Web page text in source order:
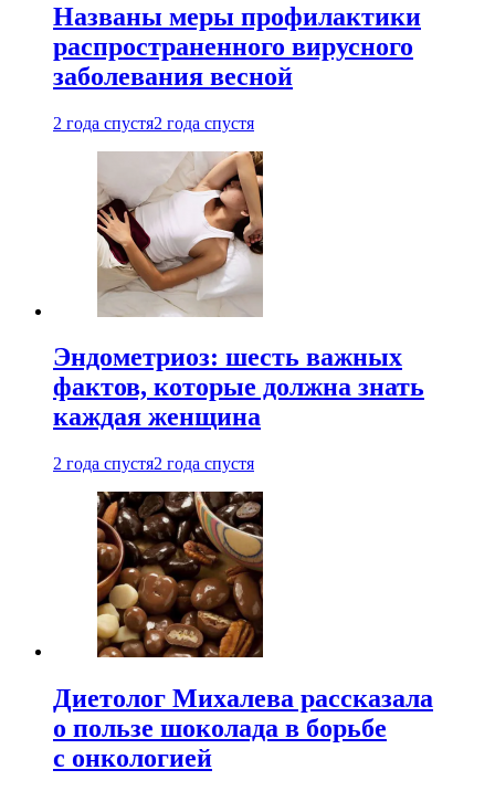
Названы меры профилактики
распространенного вирусного
заболевания весной
2 года спустя2 года спустя
Эндометриоз: шесть важных
фактов, которые должна знать
каждая женщина
2 года спустя2 года спустя
Диетолог Михалева рассказала
о пользе шоколада в борьбе
с онкологией